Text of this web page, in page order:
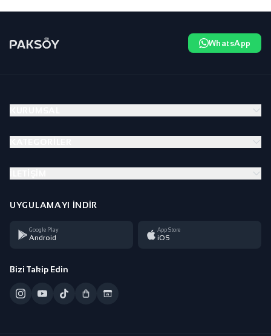
WhatsApp
UYGULAMAYI İNDIR
Google Play
Android
App Store
iOS
Bizi Takip Edin